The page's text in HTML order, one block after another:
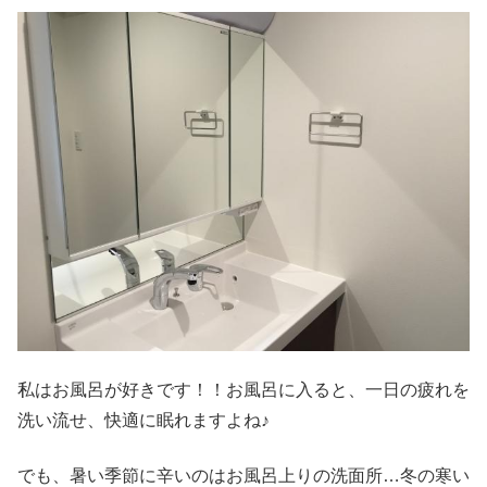
私はお風呂が好きです！！お風呂に入ると、一日の疲れを
洗い流せ、快適に眠れますよね♪
でも、暑い季節に辛いのはお風呂上りの洗面所…冬の寒い